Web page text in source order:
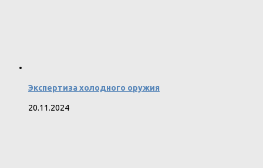
Экспертиза холодного оружия
20.11.2024